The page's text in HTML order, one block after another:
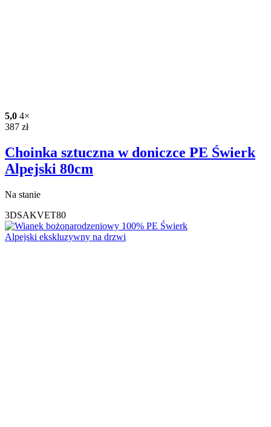
5,0 4×
387 zł
Choinka sztuczna w doniczce PE Świerk
Alpejski 80cm
Na stanie
3DSAKVET80